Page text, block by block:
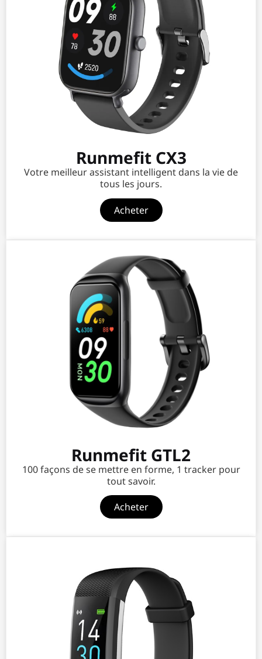
Runmefit CX3
Votre meilleur assistant intelligent dans la vie de
tous les jours.
Acheter
Runmefit GTL2
100 façons de se mettre en forme, 1 tracker pour
tout savoir.
Acheter